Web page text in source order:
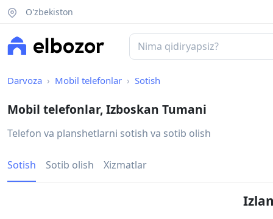
O'zbekiston
Darvoza Mobil telefonlar Sotish
Mobil telefonlar, Izboskan Tumani
Telefon va planshetlarni sotish va sotib olish
Sotish Sotib olish Xizmatlar